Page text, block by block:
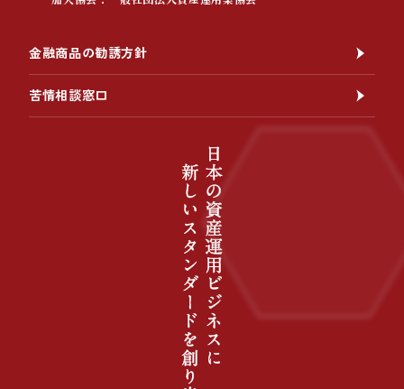
金融商品の勧誘方針
苦情相談窓口